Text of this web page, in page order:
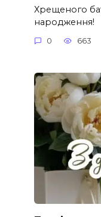
Хрещеного
народження!
0 663